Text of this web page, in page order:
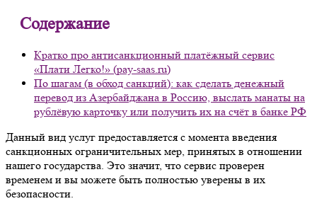
Содержание
Кратко про антисанкционный платёжный сервис
«Плати Легко!» (pay-saas.ru)
По шагам (в обход санкций): как сделать денежный
перевод из Азербайджана в Россию, выслать манаты на
рублёвую карточку или получить их на счёт в банке РФ
Данный вид услуг предоставляется с момента введения
санкционных ограничительных мер, принятых в отношении
нашего государства. Это значит, что сервис проверен
временем и вы можете быть полностью уверены в их
безопасности.